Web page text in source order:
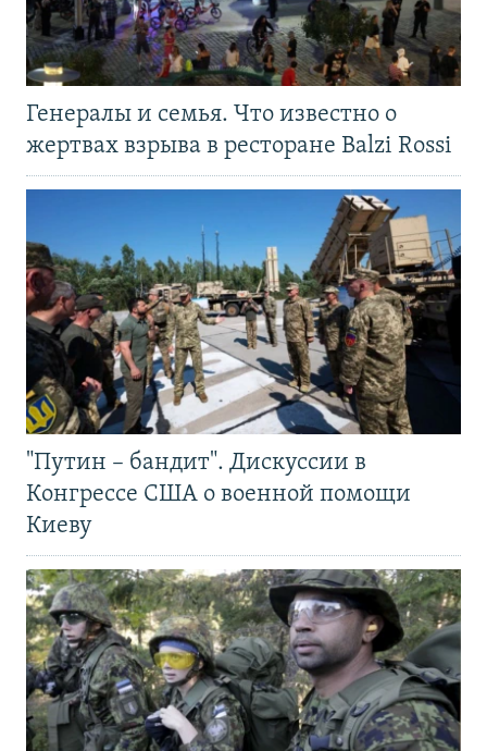
Генералы и семья. Что известно о
жертвах взрыва в ресторане Balzi Rossi
"Путин – бандит". Дискуссии в
Конгрессе США о военной помощи
Киеву